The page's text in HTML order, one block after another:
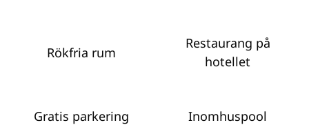
Rökfria rum
Restaurang på
hotellet
Gratis parkering Inomhuspool